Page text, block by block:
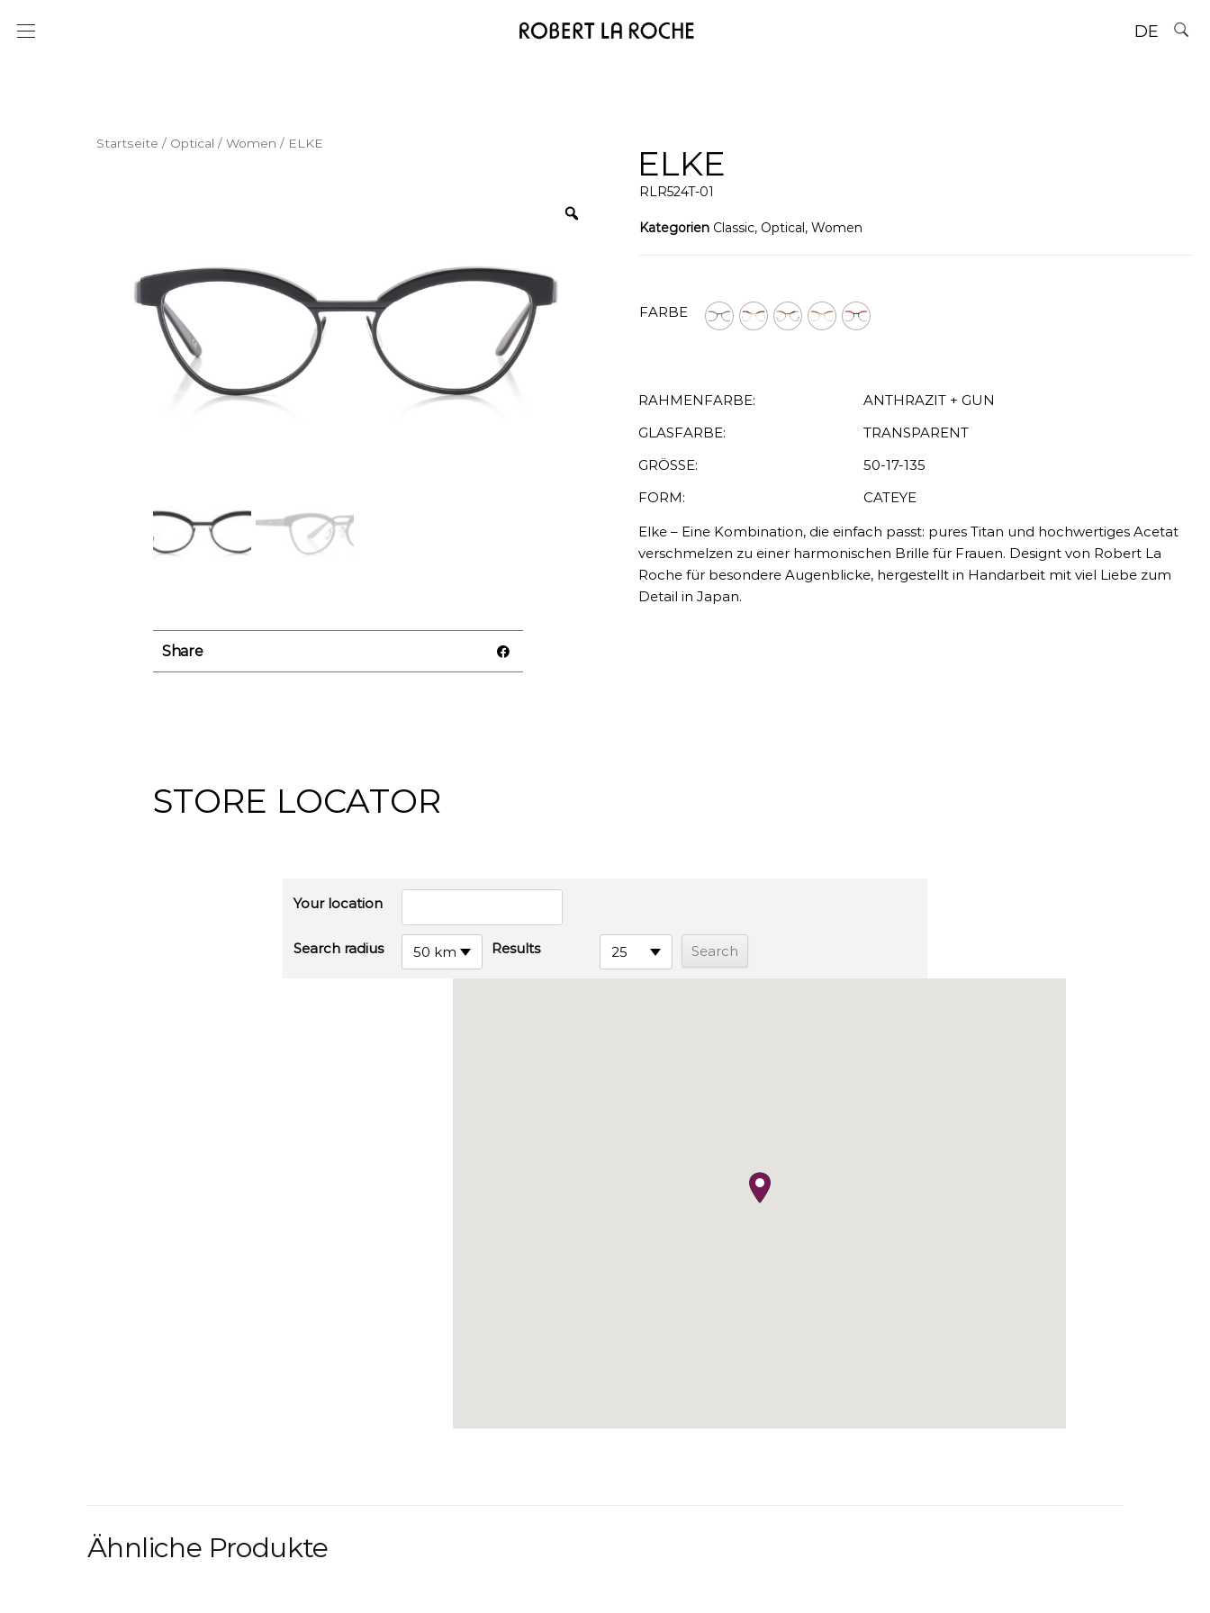
DE
Startseite / Optical / Women / ELKE
Share
ELKE
RLR524T-01
Kategorien Classic, Optical, Women
FARBE
RAHMENFARBE:
ANTHRAZIT + GUN
GLASFARBE:
TRANSPARENT
GRÖSSE:
50-17-135
FORM:
CATEYE
Elke – Eine Kombination, die einfach passt: pures Titan und hochwertiges Acetat
verschmelzen zu einer harmonischen Brille für Frauen. Designt von Robert La
Roche für besondere Augenblicke, hergestellt in Handarbeit mit viel Liebe zum
Detail in Japan.
STORE LOCATOR
Your location
Search radius 50 km Results 25
Ähnliche Produkte